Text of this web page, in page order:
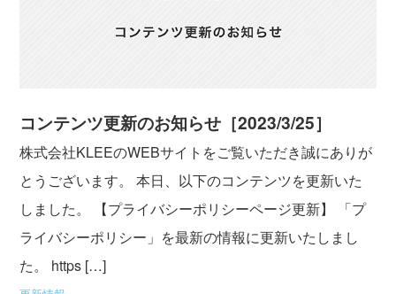
コンテンツ更新のお知らせ［2023/3/25］
株式会社KLEEのWEBサイトをご覧いただき誠にありが
とうございます。 本日、以下のコンテンツを更新いた
しました。 【プライバシーポリシーページ更新】 「プ
ライバシーポリシー」を最新の情報に更新いたしまし
た。 https […]